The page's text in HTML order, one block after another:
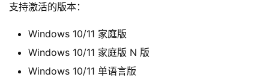
支持激活的版本：
​Windows 10/11 家庭版​
​Windows 10/11 家庭版 N 版​
​Windows 10/11 单语言版​